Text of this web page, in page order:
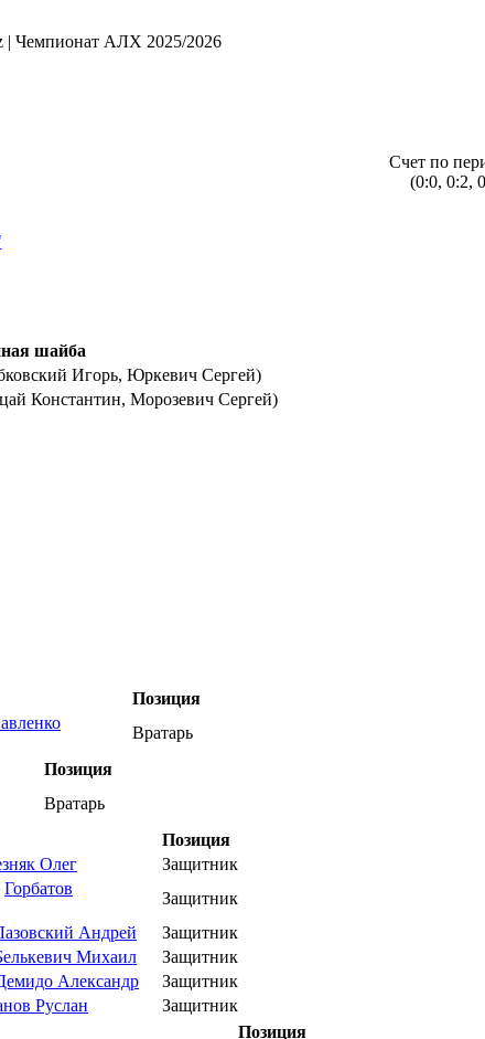
| Чемпионат АЛХ 2025/2026
Счет по
(0:0, 0:2,
шайба
Игорь, Юркевич Сергей)
Константин, Морозевич Сергей)
Позиция
Вратарь
Позиция
Вратарь
Позиция
Олег
Защитник
Горбатов
Защитник
Андрей
Защитник
Михаил
Защитник
Александр
Защитник
Руслан
Защитник
Позиция